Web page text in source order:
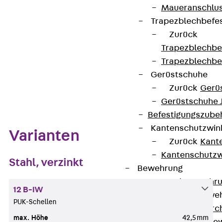
Zurück
Gerüstschuhe
Zurück
Gerüstschuhe
Zurück
Bewehrung
Zurück
Varianten
Stahl, verzinkt
12 B-IW
PUK-Schellen
max. Höhe 42,5 mm